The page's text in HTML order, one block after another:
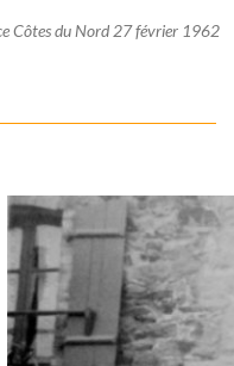
Côtes du Nord 27 février 1962